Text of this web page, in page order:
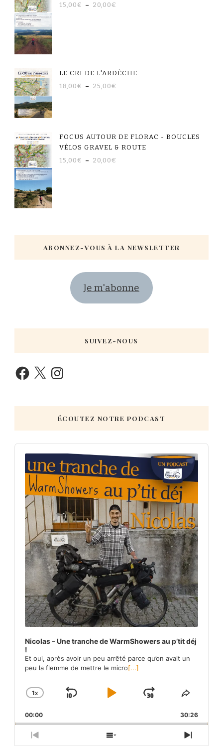
15,00€ – 20,00€
LE CRI DE L'ARDÈCHE
18,00€ – 25,00€
FOCUS AUTOUR DE FLORAC - BOUCLES
VÉLOS GRAVEL & ROUTE
15,00€ – 20,00€
ABONNEZ-VOUS À LA NEWSLETTER
Je m'abonne
SUIVEZ-NOUS
ÉCOUTEZ NOTRE PODCAST
Audio
Player
Nicolas – Une tranche de WarmShowers au p’tit déj
!
Et oui, après avoir un peu arrêté parce qu’on avait un
peu la flemme de mettre le micro[...]
CHANGE
RATE
1X
SKIP
PLAYJUMP
FORWARD
SHARE
00:00 30:26
PREVIOUS
SHOW
NEXT